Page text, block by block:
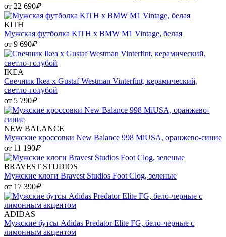
от 22 690₽
KITH
Мужская футболка KITH x BMW M1 Vintage, белая
от 9 690₽
IKEA
Свечник Ikea x Gustaf Westman Vinterfint, керамический,
светло-голубой
от 5 790₽
NEW BALANCE
Мужские кроссовки New Balance 998 MiUSA, оранжево-синие
от 11 190₽
BRAVEST STUDIOS
Мужские клоги Bravest Studios Foot Clog, зеленые
от 17 390₽
ADIDAS
Мужские бутсы Adidas Predator Elite FG, бело-черные с
лимонным акцентом